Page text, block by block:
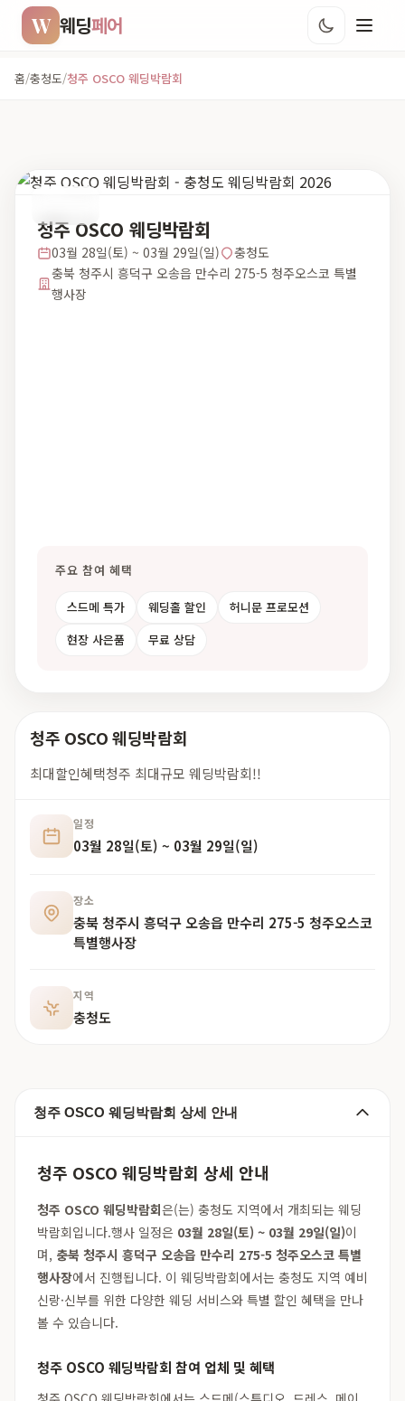
W 웨딩페어
홈/충청도/청주 OSCO 웨딩박람회
청주 OSCO 웨딩박람회
03월 28일(토) ~ 03월 29일(일)
충청도
충북 청주시 흥덕구 오송읍 만수리 275-5 청주오스코 특별
행사장
주요 참여 혜택
스드메 특가 웨딩홀 할인
허니문 프로모션
현장 사은품
무료 상담
청주 OSCO 웨딩박람회
최대할인혜택청주 최대규모 웨딩박람회!!
일정
03월 28일(토) ~ 03월 29일(일)
장소
충북 청주시 흥덕구 오송읍 만수리 275-5 청주오스코
특별행사장
지역
충청도
청주 OSCO 웨딩박람회 상세 안내
청주 OSCO 웨딩박람회 상세 안내
청주 OSCO 웨딩박람회은(는) 충청도 지역에서 개최되는 웨딩
박람회입니다.행사 일정은 03월 28일(토) ~ 03월 29일(일)이
며, 충북 청주시 흥덕구 오송읍 만수리 275-5 청주오스코 특별
행사장에서 진행됩니다. 이 웨딩박람회에서는 충청도 지역 예비
신랑·신부를 위한 다양한 웨딩 서비스와 특별 할인 혜택을 만나
볼 수 있습니다.
청주 OSCO 웨딩박람회 참여 업체 및 혜택